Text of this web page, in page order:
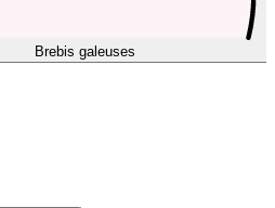
Brebis galeuses